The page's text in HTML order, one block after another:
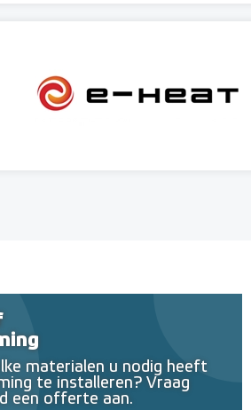
materialen u nodig heeft
te installeren? Vraag
een offerte aan.